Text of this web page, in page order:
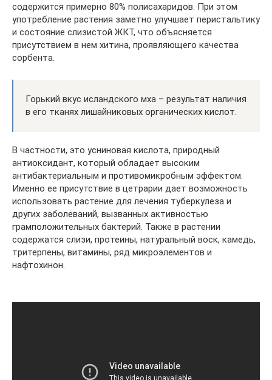
содержится примерно 80% полисахаридов. При этом
употребление растения заметно улучшает перистальтику
и состояние слизистой ЖКТ, что объясняется
присутствием в нем хитина, проявляющего качества
сорбента.
Горький вкус исландского мха – результат наличия
в его тканях лишайниковых органических кислот.
В частности, это усниновая кислота, природный
антиоксидант, который обладает высоким
антибактериальным и противомикробным эффектом.
Именно ее присутствие в цетрарии дает возможность
использовать растение для лечения туберкулеза и
других заболеваний, вызванных активностью
грамположительных бактерий. Также в растении
содержатся слизи, протеины, натуральный воск, камедь,
тритерпены, витамины, ряд микроэлементов и
нафтохинон.